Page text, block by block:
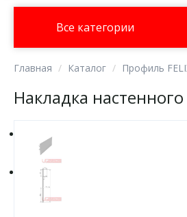
Все категории
Главная Каталог Профиль
Накладка